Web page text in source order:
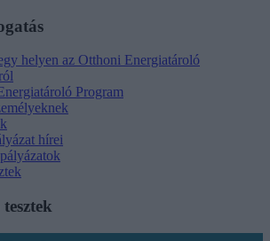
helyen az Otthoni Energiatároló
Program
hírei